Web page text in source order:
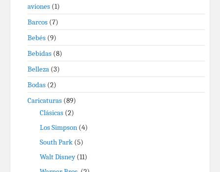
aviones (1)
Barcos (7)
Bebés (9)
Bebidas (8)
Belleza (3)
Bodas (2)
Caricaturas (89)
Clásicas (2)
Los Simpson (4)
South Park (5)
Walt Disney(11)